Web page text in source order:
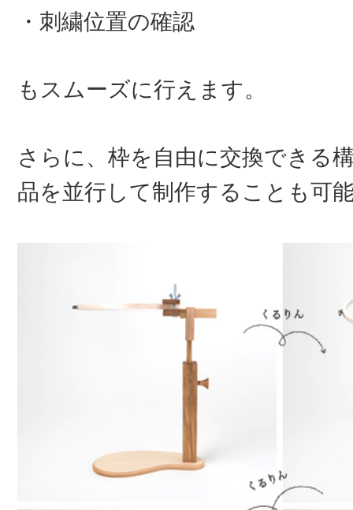
・刺繍位置の確認
もスムーズに行えます。
さらに、枠を自由に交換できる
品を並行して制作することも可